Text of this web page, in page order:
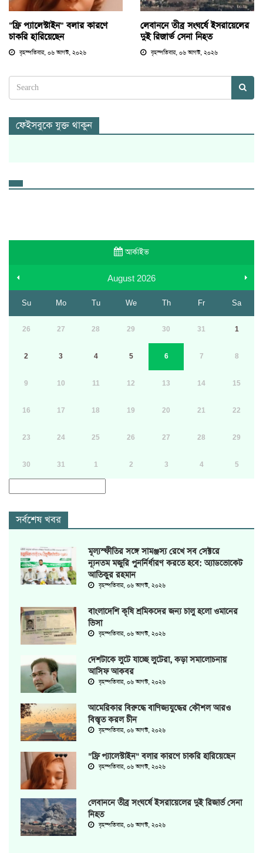
"ফ্রি প্যালেস্টাইন" বলার কারণে
চাকরি হারিয়েছেন
বৃহস্পতিবার, ০৬ আগস্ট, ২০২৬
লেবাননে তীব্র সংঘর্ষে ইসরায়েলের
দুই রিজার্ভ সেনা নিহত
বৃহস্পতিবার, ০৬ আগস্ট, ২০২৬
ফেইসবুকে যুক্ত থাকুন
আর্কাইভ
August 2026
Su Mo Tu We Th Fr Sa
26 27 28 29 30 31 1
2 3 4 5 6 7 8
9 10 11 12 13 14 15
16 17 18 19 20 21 22
23 24 25 26 27 28 29
30 31 1 2 3 4 5
সর্বশেষ খবর
মূল্যস্ফীতির সঙ্গে সামঞ্জস্য রেখে সব সেক্টরে
ন্যূনতম মজুরি পুনর্নির্ধারণ করতে হবে: অ্যাডভোকেট
আতিকুর রহমান
বৃহস্পতিবার, ০৬ আগস্ট, ২০২৬
বাংলাদেশি কৃষি শ্রমিকদের জন্য চালু হলো ওমানের
ভিসা
বৃহস্পতিবার, ০৬ আগস্ট, ২০২৬
দেশটাকে লুটে যাচ্ছে লুটেরা, কড়া সমালোচনায়
আসিফ আকবর
বৃহস্পতিবার, ০৬ আগস্ট, ২০২৬
আমেরিকার বিরুদ্ধে বাণিজ্যযুদ্ধের কৌশল আরও
বিস্তৃত করল চীন
বৃহস্পতিবার, ০৬ আগস্ট, ২০২৬
"ফ্রি প্যালেস্টাইন" বলার কারণে চাকরি হারিয়েছেন
বৃহস্পতিবার, ০৬ আগস্ট, ২০২৬
লেবাননে তীব্র সংঘর্ষে ইসরায়েলের দুই রিজার্ভ সেনা
নিহত
বৃহস্পতিবার, ০৬ আগস্ট, ২০২৬